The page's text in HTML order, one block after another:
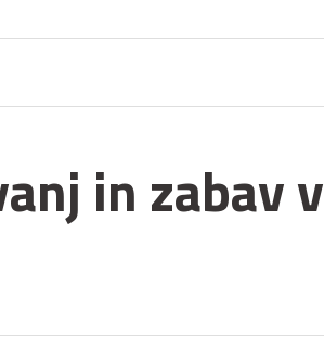
in zabav v